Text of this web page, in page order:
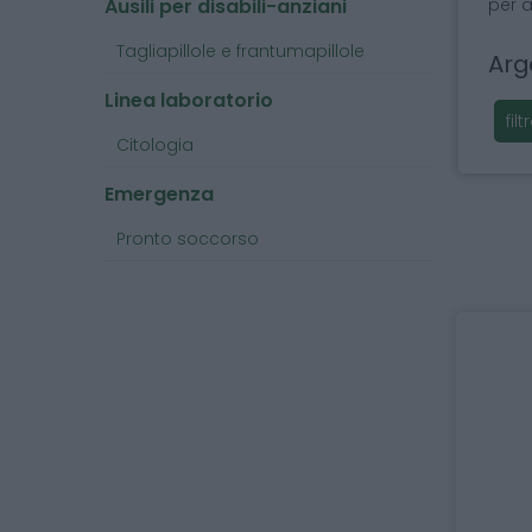
per
Ausili per disabili-anziani
Tagliapillole e frantumapillole
Linea laboratorio
Citologia
Emergenza
Pronto soccorso